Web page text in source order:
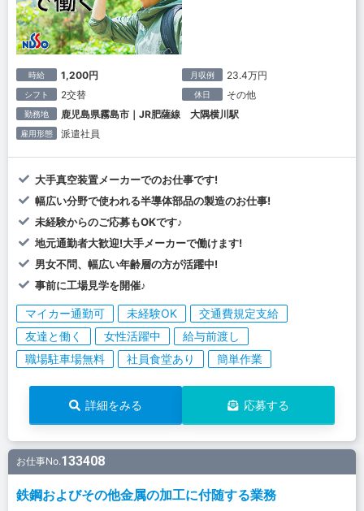
時給 1,200円 月収例 23.4万円
シフト 2交替 休日 その他
勤務地 鹿児島県霧島市｜JR肥薩線 大隅横川駅
雇用形態 派遣社員
大手真空装置メーカーでのお仕事です!
幅広い分野で使われる半導体部品の製造のお仕事!
未経験からのご応募もOKです♪
地元通勤者大歓迎!大手メーカーで働けます!
男女不問、幅広い年齢層の方が活躍中!
事前に工場見学を開催♪
マイカー通勤可 未経験OK
交通費規定支給
友達と働く
女性活躍中
給与前渡し
職場駐車場無料
社員食堂あり 簡単作業
詳細をみる 応募する
お仕事No.133408
鉄鋼およびその他金属の加工に付随する業務